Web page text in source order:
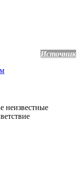
Источник
неизвестные